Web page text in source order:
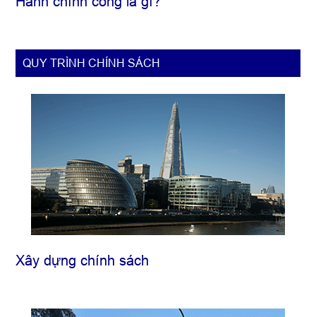
QUY TRÌNH CHÍNH SÁCH
Xây dựng chính sách